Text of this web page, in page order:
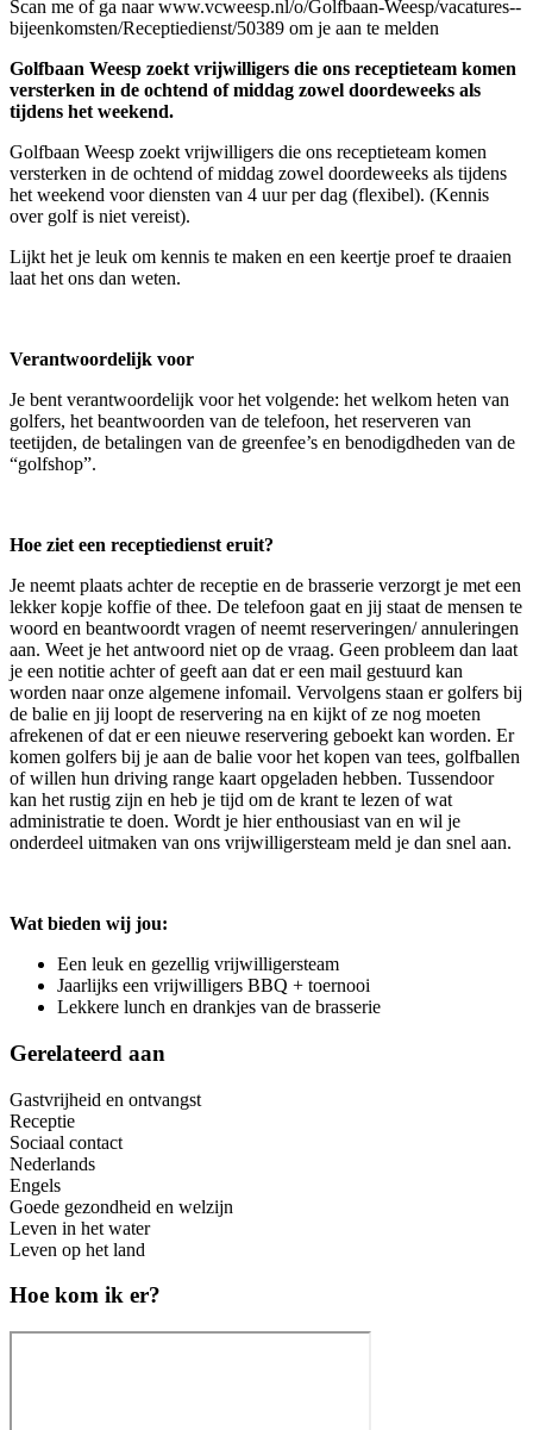
Scan me of ga naar www.vcweesp.nl/o/Golfbaan-Weesp/vacatures--
bijeenkomsten/Receptiedienst/50389 om je aan te melden
Golfbaan Weesp zoekt vrijwilligers die ons receptieteam komen
versterken in de ochtend of middag zowel doordeweeks als
tijdens het weekend.
Golfbaan Weesp zoekt vrijwilligers die ons receptieteam komen
versterken in de ochtend of middag zowel doordeweeks als tijdens
het weekend voor diensten van 4 uur per dag (flexibel). (Kennis
over golf is niet vereist).
Lijkt het je leuk om kennis te maken en een keertje proef te draaien
laat het ons dan weten.
Verantwoordelijk voor
Je bent verantwoordelijk voor het volgende: het welkom heten van
golfers, het beantwoorden van de telefoon, het reserveren van
teetijden, de betalingen van de greenfee’s en benodigdheden van de
“golfshop”.
Hoe ziet een receptiedienst eruit?
Je neemt plaats achter de receptie en de brasserie verzorgt je met een
lekker kopje koffie of thee. De telefoon gaat en jij staat de mensen te
woord en beantwoordt vragen of neemt reserveringen/ annuleringen
aan. Weet je het antwoord niet op de vraag. Geen probleem dan laat
je een notitie achter of geeft aan dat er een mail gestuurd kan
worden naar onze algemene infomail. Vervolgens staan er golfers bij
de balie en jij loopt de reservering na en kijkt of ze nog moeten
afrekenen of dat er een nieuwe reservering geboekt kan worden. Er
komen golfers bij je aan de balie voor het kopen van tees, golfballen
of willen hun driving range kaart opgeladen hebben. Tussendoor
kan het rustig zijn en heb je tijd om de krant te lezen of wat
administratie te doen. Wordt je hier enthousiast van en wil je
onderdeel uitmaken van ons vrijwilligersteam meld je dan snel aan.
Wat bieden wij jou:
Een leuk en gezellig vrijwilligersteam
Jaarlijks een vrijwilligers BBQ + toernooi
Lekkere lunch en drankjes van de brasserie
Gerelateerd aan
Gastvrijheid en ontvangst
Receptie
Sociaal contact
Nederlands
Engels
Goede gezondheid en welzijn
Leven in het water
Leven op het land
Hoe kom ik er?